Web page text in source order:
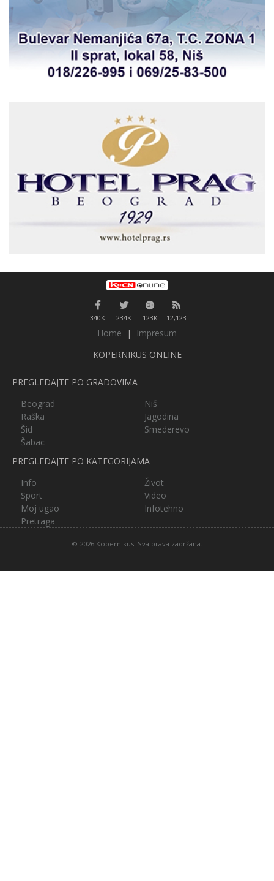
340K 234K 123K 12,123
Home |
Impresum
KOPERNIKUS ONLINE
PREGLEDAJTE PO GRADOVIMA
Beograd
Niš
Raška
Jagodina
Šid
Smederevo
Šabac
PREGLEDAJTE PO KATEGORIJAMA
Info
Život
Sport
Video
Moj ugao
Infotehno
Pretraga
© 2026 Kopernikus. Sva prava zadržana.